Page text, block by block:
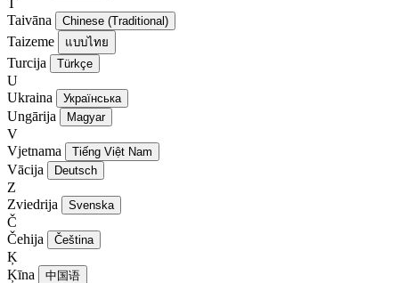
T
Taivāna
Chinese (Traditional)
Taizeme แบบไทย
Turcija Türkçe
U
Ukraina
Українська
Ungārija Magyar
V
Vjetnama
Tiếng Việt Nam
Vācija Deutsch
Z
Zviedrija
Svenska
Č
Čehija
Čeština
Ķ
Ķīna
中国语